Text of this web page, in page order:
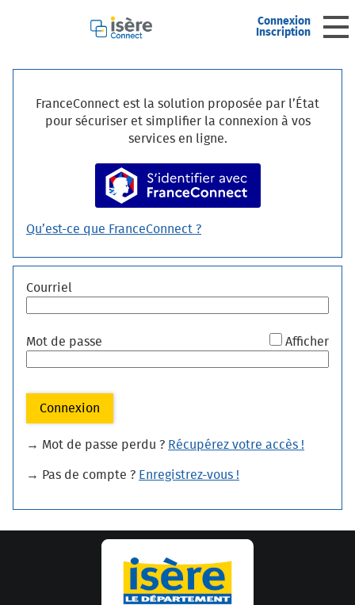
Connexion
Inscription
Mon profil
Mes demandes
Mes brouillons
FranceConnect est la solution proposée par l’État
pour sécuriser et simplifier la connexion à vos
services en ligne.
S’identifier avec
Qu’est-ce que FranceConnect ?
Courriel
Mot de passe Afficher
Connexion
→ Mot de passe perdu ? Récupérez votre accès !
→ Pas de compte ? Enregistrez-vous !